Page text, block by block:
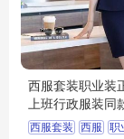
西服套装职业装
上班行政服装同
西服套装 西服 职